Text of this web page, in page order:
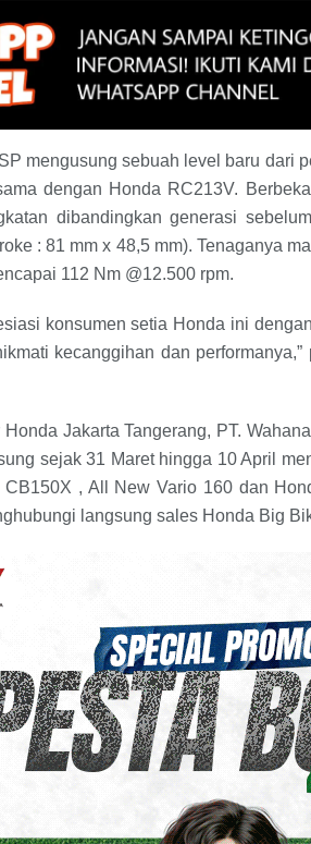
mengusung sebuah level baru dari
dengan Honda RC213V.
dibandingkan generasi
: 81 mm x 48,5 mm). Tenaganya
112 Nm @12.500 rpm.
konsumen setia Honda ini
kecanggihan dan
Jakarta Tangerang, PT.
sejak 31 Maret hingga 10 April
, All New Vario 160 dan
langsung sales Honda Big